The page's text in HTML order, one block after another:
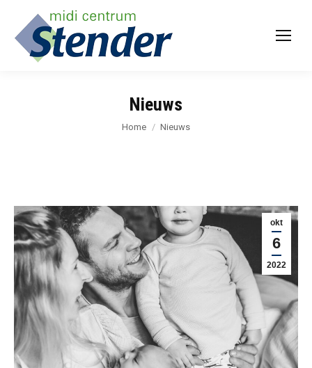
Nieuws
Je bent hier:
Home Nieuws
okt
6
2022